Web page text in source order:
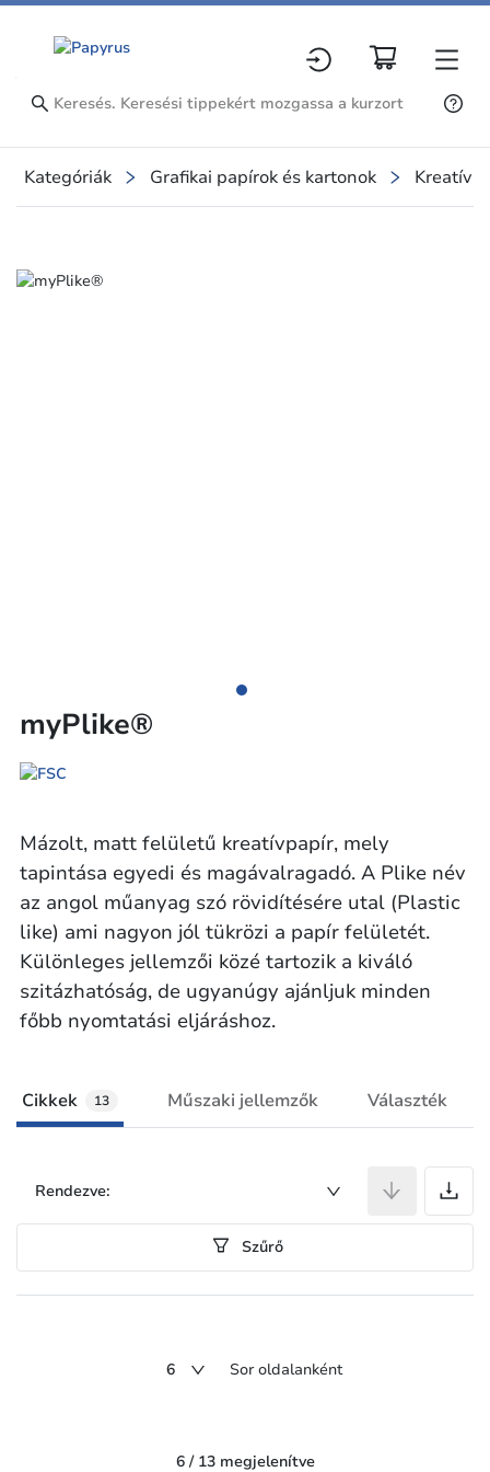
Kategóriák Grafikai papírok és kartonok Kreatív
Slide 1 of 1
myPlike®
Mázolt, matt felületű kreatívpapír, mely
tapintása egyedi és magávalragadó. A Plike név
az angol műanyag szó rövidítésére utal (Plastic
like) ami nagyon jól tükrözi a papír felületét.
Különleges jellemzői közé tartozik a kiváló
szitázhatóság, de ugyanúgy ajánljuk minden
főbb nyomtatási eljáráshoz.
Cikkek 13 Műszaki jellemzők Választék
Rendezve:
Szűrő
6 Sor oldalanként
6 / 13 megjelenítve